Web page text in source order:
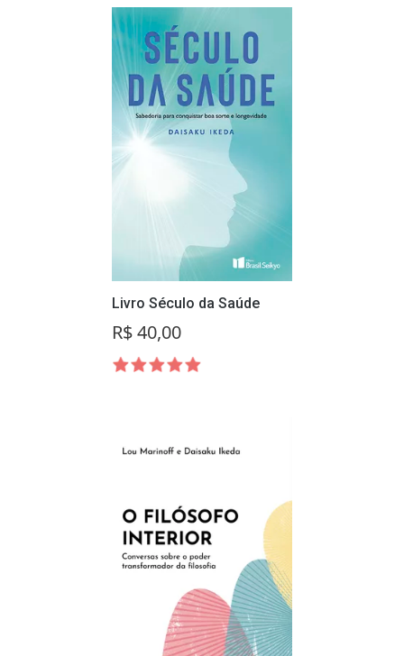
Livro Século da Saúde
R$ 40,00